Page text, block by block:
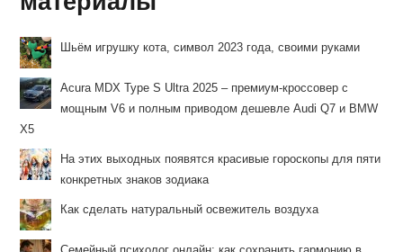
Шьём игрушку кота, символ 2023 года, своими руками
Acura MDX Type S Ultra 2025 – премиум-кроссовер с
мощным V6 и полным приводом дешевле Audi Q7 и BMW
X5
На этих выходных появятся красивые гороскопы для пяти
конкретных знаков зодиака
Как сделать натуральный освежитель воздуха